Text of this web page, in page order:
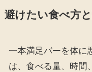
避けたい食べ方
一本満足バーを体に
は、食べる量、時間